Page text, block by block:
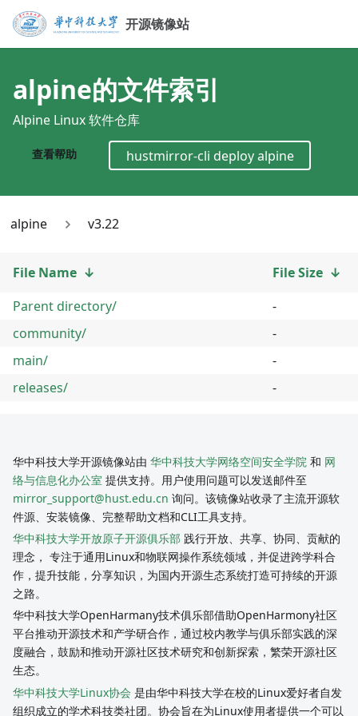
开源镜像站
alpine的文件索引
Alpine Linux 软件仓库
查看帮助 hustmirror-cli deployalpine
alpine v3.22
File Name ↓ File Size ↓
Parent directory/
-
community/
-
main/
-
releases/
-
华中科技大学开源镜像站由 华中科技大学网络空间安全学院 和 网
络与信息化办公室 提供支持。用户使用问题可以发送邮件至
mirror_support@hust.edu.cn 询问。该镜像站收录了主流开源软
件源、安装镜像、完整帮助文档和CLI工具支持。
华中科技大学开放原子开源俱乐部 践行开放、共享、协同、贡献的
理念， 专注于通用Linux和物联网操作系统领域，并促进跨学科合
作，提升技能，分享知识，为国内开源生态系统打造可持续的开源
之路。
华中科技大学OpenHarmany技术俱乐部借助OpenHarmony社区
平台推动开源技术和产学研合作，通过校内教学与俱乐部实践的深
度融合，鼓励和推动开源社区技术研究和创新探索，繁荣开源社区
生态。
华中科技大学Linux协会 是由华中科技大学在校的Linux爱好者自发
组织成立的学术科技类社团。协会旨在为Linux使用者提供一个可以